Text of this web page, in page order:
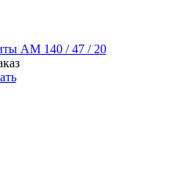
AM 140 / 47 / 20